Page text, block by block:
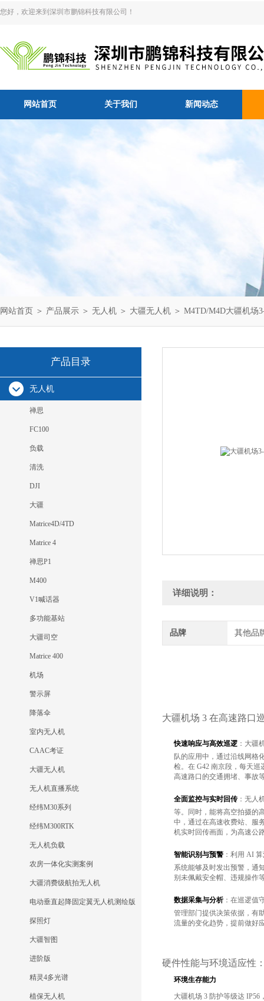
您好，欢迎来到深圳市鹏锦科技有限公司！
网站首页 关于我们 新闻动态
网站首页 ＞ 产品展示 ＞ 无人机 ＞ 大疆无人机 ＞ M4TD/M4D大疆机场
产品目录
无人机
禅思
FC100
负载
清洗
DJI
大疆
Matrice4D/4TD
Matrice 4
禅思P1
M400
V1喊话器
多功能基站
大疆司空
Matrice 400
机场
警示屏
降落伞
室内无人机
CAAC考证
大疆无人机
无人机直播系统
经纬M30系列
经纬M300RTK
无人机负载
农房一体化实测案例
大疆消费级航拍无人机
电动垂直起降固定翼无人机测绘版
探照灯
大疆智图
进阶版
精灵4多光谱
植保无人机
详细说明：
品牌 其他品
大疆机场 3 在高速路口
快速响应与高效巡逻 ：大疆
队的应用中，通过沿线网格
检。在 G42 南京段，每天
高速路口的交通拥堵、事故
全面监控与实时回传 ：无人
等。同时，能将高空拍摄的
中，通过在高速收费站、服
机实时回传画面，为高速公
智能识别与预警 ：利用 AI
系统能够及时发出预警，通
别未佩戴安全帽、违规操作
数据采集与分析：在巡逻值
管理部门提供决策依据，有
流量的变化趋势，提前做好
硬件性能与环境适应性
环境生存能力
大疆机场 3 防护等级达